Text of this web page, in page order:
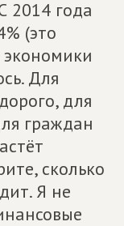
2014 года
(это
экономики
Для
для
граждан
сколько
Я не